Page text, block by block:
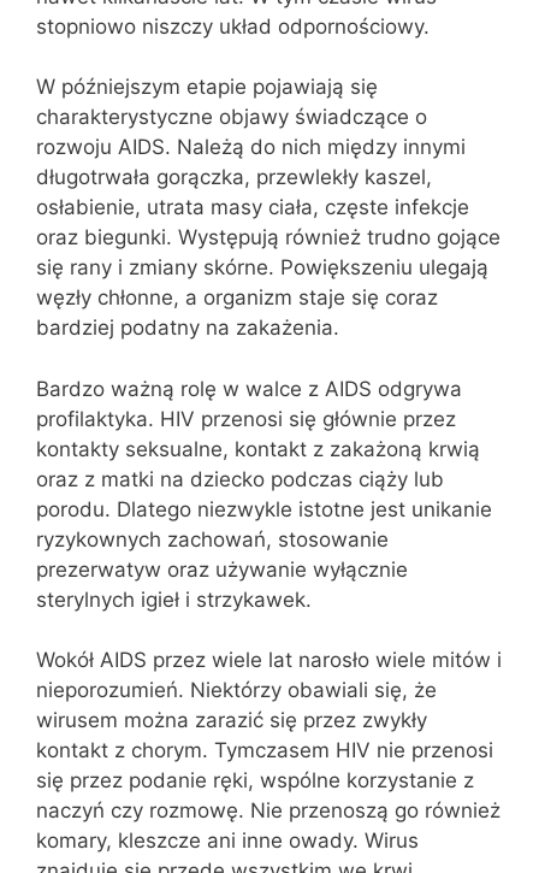
stopniowo niszczy układ odpornościowy.
W późniejszym etapie pojawiają się
charakterystyczne objawy świadczące o
rozwoju AIDS. Należą do nich między innymi
długotrwała gorączka, przewlekły kaszel,
osłabienie, utrata masy ciała, częste infekcje
oraz biegunki. Występują również trudno gojące
się rany i zmiany skórne. Powiększeniu ulegają
węzły chłonne, a organizm staje się coraz
bardziej podatny na zakażenia.
Bardzo ważną rolę w walce z AIDS odgrywa
profilaktyka. HIV przenosi się głównie przez
kontakty seksualne, kontakt z zakażoną krwią
oraz z matki na dziecko podczas ciąży lub
porodu. Dlatego niezwykle istotne jest unikanie
ryzykownych zachowań, stosowanie
prezerwatyw oraz używanie wyłącznie
sterylnych igieł i strzykawek.
Wokół AIDS przez wiele lat narosło wiele mitów i
nieporozumień. Niektórzy obawiali się, że
wirusem można zarazić się przez zwykły
kontakt z chorym. Tymczasem HIV nie przenosi
się przez podanie ręki, wspólne korzystanie z
naczyń czy rozmowę. Nie przenoszą go również
komary, kleszcze ani inne owady. Wirus